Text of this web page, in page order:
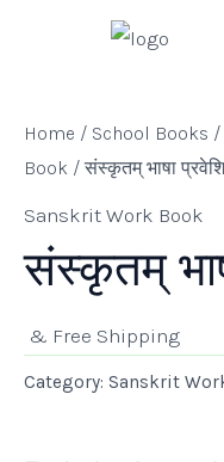
Home / School Books /
Book / संस्कृतम् भाषा
Sanskrit Work Book
संस्कृतम्
& Free Shipping
Category: Sanskrit